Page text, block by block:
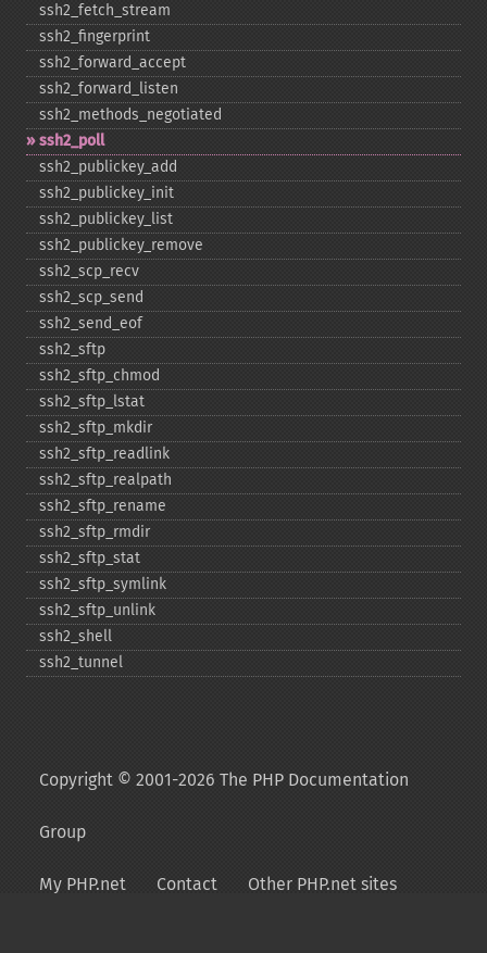
ssh2_​fetch_​stream
ssh2_​fingerprint
ssh2_​forward_​accept
ssh2_​forward_​listen
ssh2_​methods_​negotiated
ssh2_​poll
ssh2_​publickey_​add
ssh2_​publickey_​init
ssh2_​publickey_​list
ssh2_​publickey_​remove
ssh2_​scp_​recv
ssh2_​scp_​send
ssh2_​send_​eof
ssh2_​sftp
ssh2_​sftp_​chmod
ssh2_​sftp_​lstat
ssh2_​sftp_​mkdir
ssh2_​sftp_​readlink
ssh2_​sftp_​realpath
ssh2_​sftp_​rename
ssh2_​sftp_​rmdir
ssh2_​sftp_​stat
ssh2_​sftp_​symlink
ssh2_​sftp_​unlink
ssh2_​shell
ssh2_​tunnel
Copyright © 2001-2026 The PHP Documentation
Group
My PHP.net Contact Other PHP.net sites